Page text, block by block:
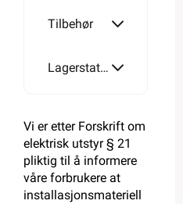
Tilbehør
Lagerstatus
Vi er etter Forskrift om
elektrisk utstyr § 21
pliktig til å informere
våre forbrukere at
installasjonsmateriell